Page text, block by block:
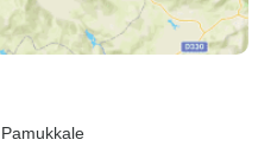
, Pamukkale